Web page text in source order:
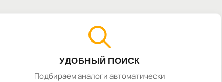
УДОБНЫЙ ПОИСК
Подбираем аналоги автоматически